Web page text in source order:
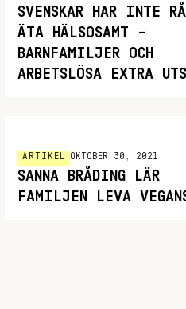
SVENSKAR HAR INTE
ÄTA HÄLSOSAMT –
BARNFAMILJER OCH
ARBETSLÖSA EXTRA
ARTIKEL OKTOBER 30, 2021
SANNA BRÅDING LÄR
FAMILJEN LEVA